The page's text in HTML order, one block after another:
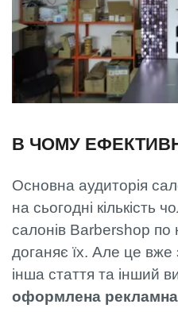
В ЧОМУ
Основна аудиторія
на сьогодні кількість
салонів Barbershop по
доганяє їх. Але це вже
інша стаття та інший
оформлена рекламна